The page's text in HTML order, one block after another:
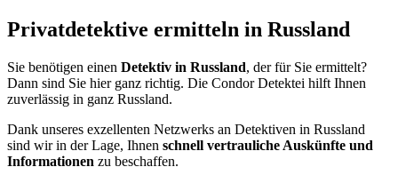
Privatdetektive ermitteln in Russland
Sie benötigen einen Detektiv in Russland, der für Sie ermittelt?
Dann sind Sie hier ganz richtig. Die Condor Detektei hilft Ihnen
zuverlässig in ganz Russland.
Dank unseres exzellenten Netzwerks an Detektiven in Russland
sind wir in der Lage, Ihnen schnell vertrauliche Auskünfte und
Informationen zu beschaffen.